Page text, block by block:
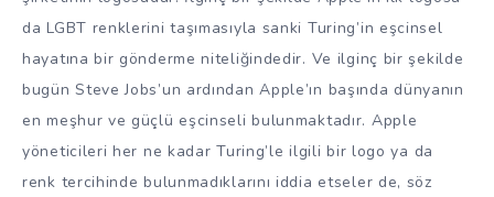
da LGBT renklerini taşımasıyla sanki Turing’in eşcinsel
hayatına bir gönderme niteliğindedir. Ve ilginç bir şekilde
bugün Steve Jobs’un ardından Apple’ın başında dünyanın
en meşhur ve güçlü eşcinseli bulunmaktadır. Apple
yöneticileri her ne kadar Turing’le ilgili bir logo ya da
renk tercihinde bulunmadıklarını iddia etseler de, söz